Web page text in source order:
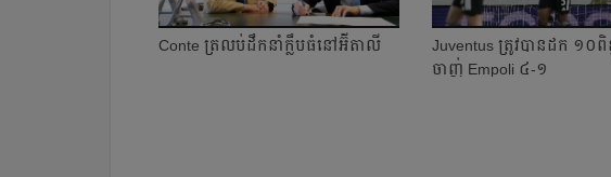
Conte ត្រលប់​ដឹកនាំ​ក្លឹប​ធំ​នៅ​អ៊ីតាលី
Juventus ត្រូវ​បាន​ដក ១០ពិ
ចាញ់​ Empoli ៤-១